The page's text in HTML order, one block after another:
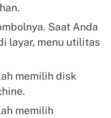
Saat Anda
layar, menu utilitas
memilih disk
memilih